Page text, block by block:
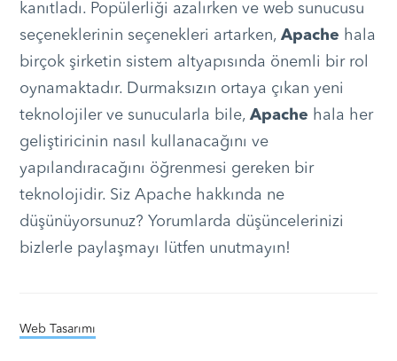
kanıtladı. Popülerliği azalırken ve web sunucusu
seçeneklerinin seçenekleri artarken, Apache hala
birçok şirketin sistem altyapısında önemli bir rol
oynamaktadır. Durmaksızın ortaya çıkan yeni
teknolojiler ve sunucularla bile, Apache hala her
geliştiricinin nasıl kullanacağını ve
yapılandıracağını öğrenmesi gereken bir
teknolojidir. Siz Apache hakkında ne
düşünüyorsunuz? Yorumlarda düşüncelerinizi
bizlerle paylaşmayı lütfen unutmayın!
Web Tasarımı